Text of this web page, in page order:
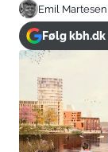
Emil Martesen
Følg kbh.dk